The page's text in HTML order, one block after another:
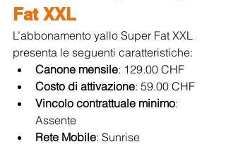
Fat XXL
L’abbonamento yallo Super Fat XXL
presenta le seguenti caratteristiche:
Canone mensile: 129.00 CHF
Costo di attivazione: 59.00 CHF
Vincolo contrattuale minimo:
Assente
Rete Mobile: Sunrise